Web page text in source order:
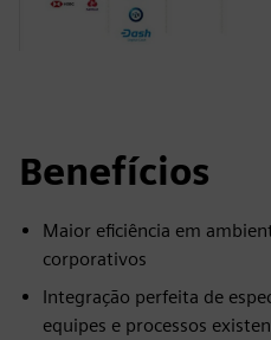
Benefícios
Maior eficiência em
corporativos
Integração perfeita de
equipes e processos